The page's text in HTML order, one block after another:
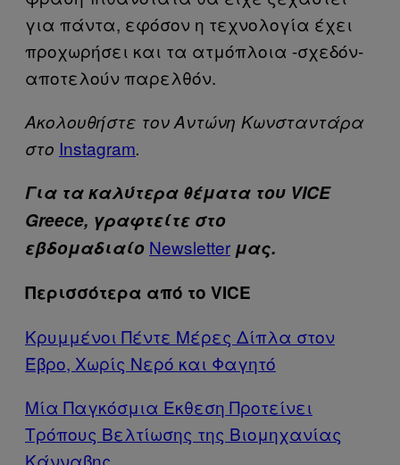
για πάντα, εφόσον η τεχνολογία έχει
προχωρήσει και τα ατμόπλοια -σχεδόν-
αποτελούν παρελθόν.
Ακολουθήστε τον Αντώνη Κωνσταντάρα
στο Ιnstagram.
Για τα καλύτερα θέματα του VICE
Greece, γραφτείτε στο
εβδομαδιαίο Newsletter μας.
Περισσότερα από το VICE
Κρυμμένοι Πέντε Μέρες Δίπλα στον
Έβρο, Χωρίς Νερό και Φαγητό
Μία Παγκόσμια Έκθεση Προτείνει
Τρόπους Βελτίωσης της Βιομηχανίας
Κάνναβης